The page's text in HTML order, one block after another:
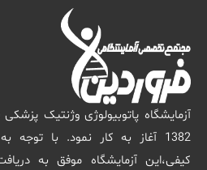
آزمایشگاه پاتوبیولوژی وژنتیک
1382 آغاز به کار نمود. با
کیفی،این آزمایشگاه موفق به